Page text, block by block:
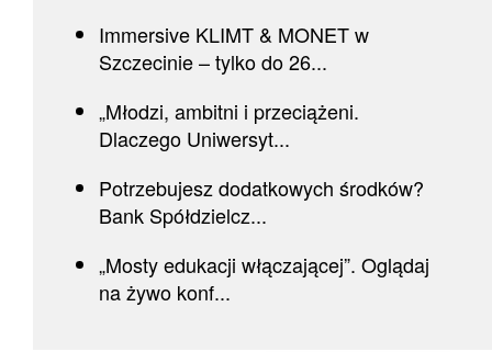
Immersive KLIMT & MONET w
Szczecinie – tylko do 26...
„Młodzi, ambitni i przeciążeni.
Dlaczego Uniwersyt...
Potrzebujesz dodatkowych środków?
Bank Spółdzielcz...
„Mosty edukacji włączającej”. Oglądaj
na żywo konf...